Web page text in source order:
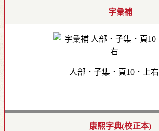
字彙補
人部．子集．頁10．上右
康熙字典(校正本)